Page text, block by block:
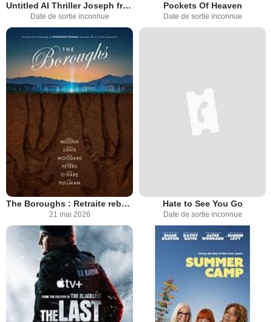
Untitled AI Thriller Joseph from Gordon-Levitt
Date de sortie inconnue
Pockets Of Heaven
Date de sortie inconnue
The Boroughs : Retraite rebelle
21 mai 2026
Hate to See You Go
Date de sortie inconnue